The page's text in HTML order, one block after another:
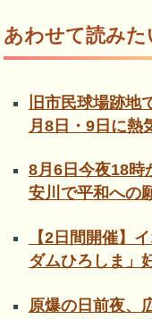
あわせて読みた
旧市民球場跡地
月8日・9日に熱
8月6日今夜18時
安川で平和への
【2日間開催】
ダムひろしま」
原爆の日前夜、